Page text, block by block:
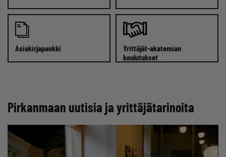
Asiakirjapankki
Yrittäjät-akatemian
koulutukset
Pirkanmaan uutisia ja yrittäjätarinoita